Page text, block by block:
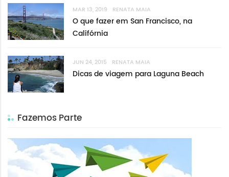
MAR 13, 2019 RENATA MAIA
O que fazer em San Francisco, na
Califórnia
JUN 24, 2015 RENATA MAIA
Dicas de viagem para Laguna Beach
Fazemos Parte